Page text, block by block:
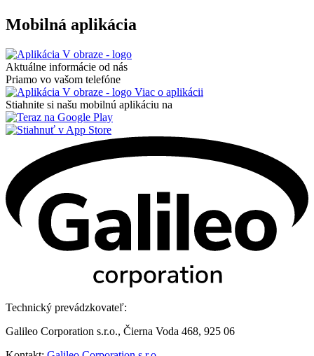
Mobilná aplikácia
Aktuálne informácie od nás
Priamo vo vašom telefóne
Viac o aplikácii
Stiahnite si našu mobilnú aplikáciu na
Technický prevádzkovateľ:
Galileo Corporation s.r.o., Čierna Voda 468, 925 06